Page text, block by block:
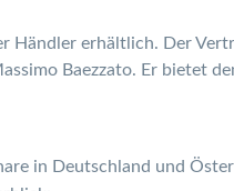
Händler erhältlich. Der
Baezzato. Er bietet
in Deutschland und